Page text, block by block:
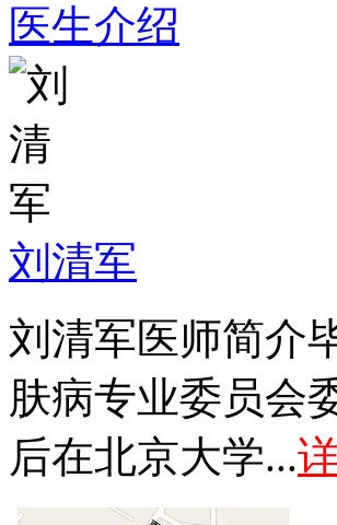
医生介绍
刘清军
刘清军医师简介
肤病专业委员会
后在北京大学...